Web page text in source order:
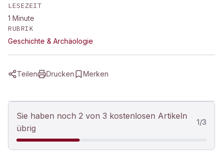
LESEZEIT
1 Minute
RUBRIK
Geschichte & Archäologie
Teilen Drucken Merken
Sie haben noch 2 von 3 kostenlosen Artikeln
übrig
1/3